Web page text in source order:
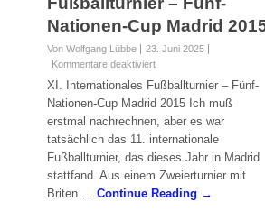
XI. Internationales
Fußballturnier – Fünf-
Nationen-Cup Madrid 2015
Von Wolfgang Lübbe
23. Juni 2025
Kommentare deaktiviertfür
Internationales
Fußballturnier
–
Fünf-
Nationen-
XI. Internationales Fußballturnier – Fünf-
Nationen-Cup Madrid 2015 Ich muß
erstmal nachrechnen, aber es war
tatsächlich das 11. internationale
Fußballturnier, das dieses Jahr in Madrid